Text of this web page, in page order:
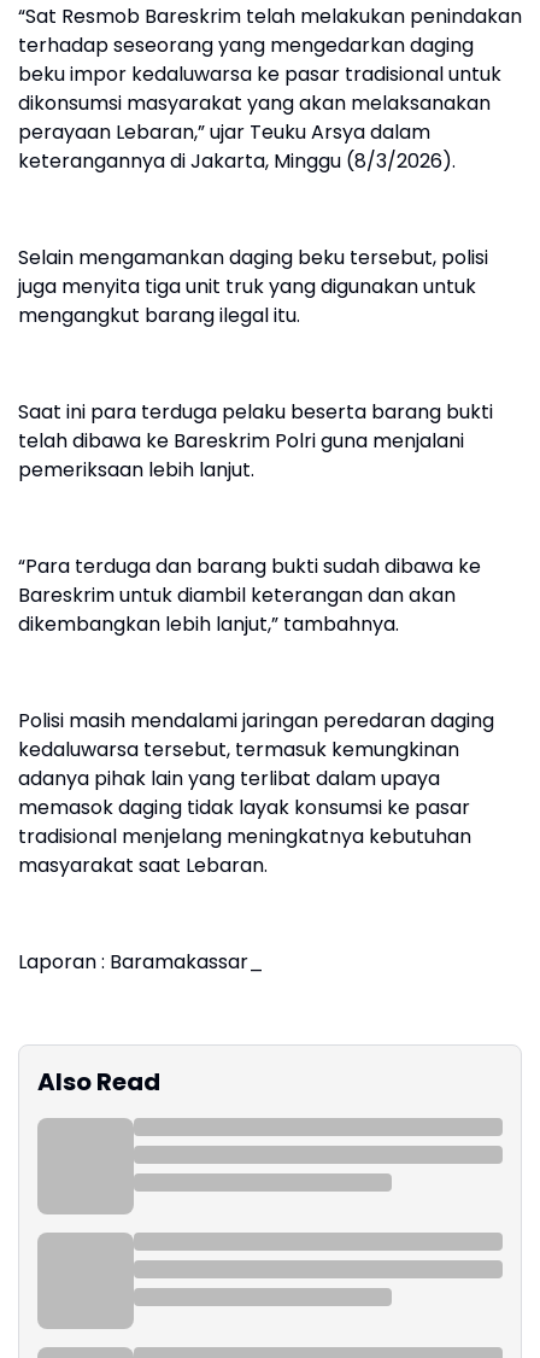
“Sat Resmob Bareskrim telah melakukan penindakan
terhadap seseorang yang mengedarkan daging
beku impor kedaluwarsa ke pasar tradisional untuk
dikonsumsi masyarakat yang akan melaksanakan
perayaan Lebaran,” ujar Teuku Arsya dalam
keterangannya di Jakarta, Minggu (8/3/2026).
Selain mengamankan daging beku tersebut, polisi
juga menyita tiga unit truk yang digunakan untuk
mengangkut barang ilegal itu.
Saat ini para terduga pelaku beserta barang bukti
telah dibawa ke Bareskrim Polri guna menjalani
pemeriksaan lebih lanjut.
“Para terduga dan barang bukti sudah dibawa ke
Bareskrim untuk diambil keterangan dan akan
dikembangkan lebih lanjut,” tambahnya.
Polisi masih mendalami jaringan peredaran daging
kedaluwarsa tersebut, termasuk kemungkinan
adanya pihak lain yang terlibat dalam upaya
memasok daging tidak layak konsumsi ke pasar
tradisional menjelang meningkatnya kebutuhan
masyarakat saat Lebaran.
Laporan : Baramakassar_
Also Read